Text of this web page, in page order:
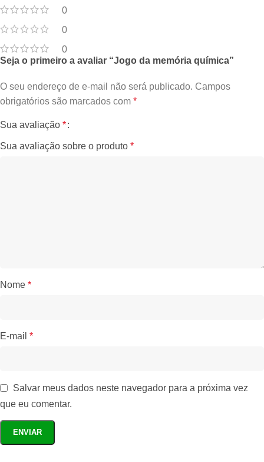
0
0
0
Seja o primeiro a avaliar “Jogo da memória química”
O seu endereço de e-mail não será publicado. Campos
obrigatórios são marcados com *
Sua avaliação *
Sua avaliação sobre o produto *
Nome *
E-mail *
Salvar meus dados neste navegador para a próxima vez
que eu comentar.